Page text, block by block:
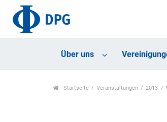
Über uns
Startseite Veranstaltungen 2013